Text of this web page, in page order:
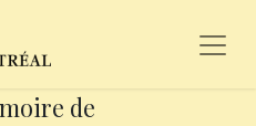
de